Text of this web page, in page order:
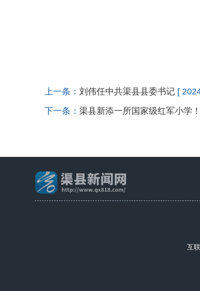
上一条： 刘伟任中共渠县县委书记 [
下一条： 渠县新添一所国家级红军小学！
互